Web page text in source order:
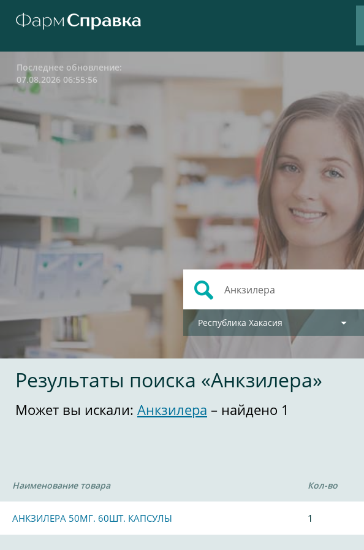
Последнее обновление:
07.08.2026 06:55:56
Республика Хакасия
Результаты поиска «Анкзилера»
Может вы искали: Анкзилера – найдено 1
Наименование товара Кол-во
АНКЗИЛЕРА 50МГ. 60ШТ. КАПСУЛЫ 1